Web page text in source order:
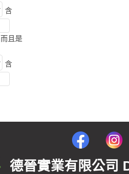
含
而且是
含
德晉實業有限公